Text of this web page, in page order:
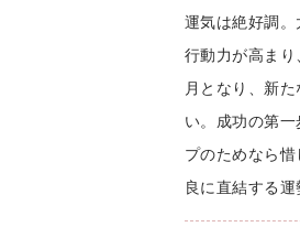
運気は絶好調
行動力が高ま
月となり、新
い。成功の第
プのためなら
良に直結する